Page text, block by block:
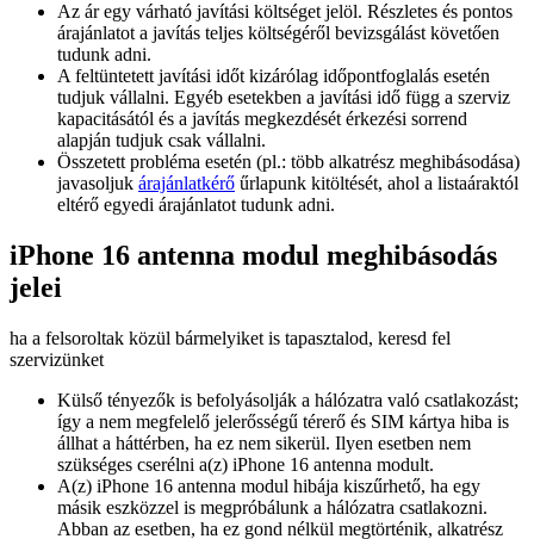
Az ár egy várható javítási költséget jelöl. Részletes és pontos
árajánlatot a javítás teljes költségéről bevizsgálást követően
tudunk adni.
A feltüntetett javítási időt kizárólag időpontfoglalás esetén
tudjuk vállalni. Egyéb esetekben a javítási idő függ a szerviz
kapacitásától és a javítás megkezdését érkezési sorrend
alapján tudjuk csak vállalni.
Összetett probléma esetén (pl.: több alkatrész meghibásodása)
javasoljuk árajánlatkérő űrlapunk kitöltését, ahol a listaáraktól
eltérő egyedi árajánlatot tudunk adni.
iPhone 16 antenna modul meghibásodás
jelei
ha a felsoroltak közül bármelyiket is tapasztalod, keresd fel
szervizünket
Külső tényezők is befolyásolják a hálózatra való csatlakozást;
így a nem megfelelő jelerősségű térerő és SIM kártya hiba is
állhat a háttérben, ha ez nem sikerül. Ilyen esetben nem
szükséges cserélni a(z) iPhone 16 antenna modult.
A(z) iPhone 16 antenna modul hibája kiszűrhető, ha egy
másik eszközzel is megpróbálunk a hálózatra csatlakozni.
Abban az esetben, ha ez gond nélkül megtörténik, alkatrész